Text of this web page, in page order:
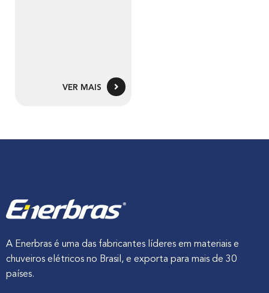
VER MAIS
A Enerbras é uma das fabricantes líderes em materiais e
chuveiros elétricos no Brasil, e exporta para mais de 30
países.